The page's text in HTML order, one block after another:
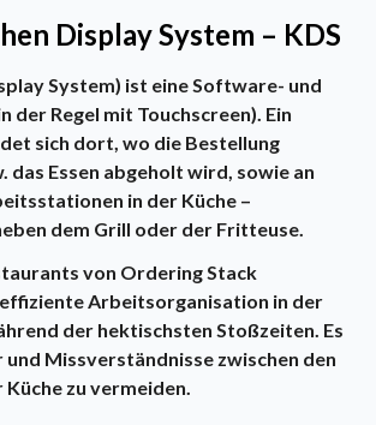
Display System – KDS
System) ist eine Software- und
der Regel mit Touchscreen). Ein
sich dort, wo die Bestellung
das Essen abgeholt wird, sowie an
in der Küche –
dem Grill oder der Fritteuse.
von Ordering Stack
Arbeitsorganisation in der
der hektischsten Stoßzeiten. Es
und Missverständnisse zwischen den
zu vermeiden.